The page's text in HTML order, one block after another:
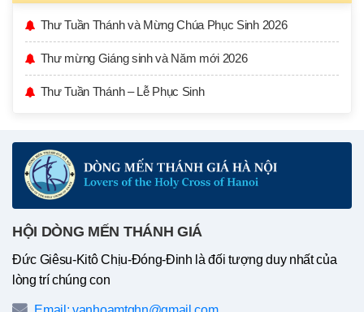
Thư Tuần Thánh và Mừng Chúa Phục Sinh 2026
Thư mừng Giáng sinh và Năm mới 2026
Thư Tuần Thánh – Lễ Phục Sinh
HỘI DÒNG MẾN THÁNH GIÁ
Đức Giêsu-Kitô Chịu-Đóng-Đinh là đối tượng duy nhất của
lòng trí chúng con